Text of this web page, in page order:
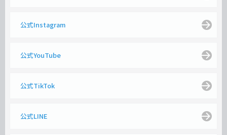
公式Instagram
公式YouTube
公式TikTok
公式LINE